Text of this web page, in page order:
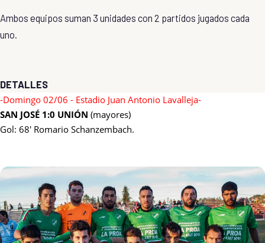
Ambos equipos suman 3 unidades con 2 partidos jugados cada
uno.
DETALLES
-Domingo 02/06 - Estadio Juan Antonio Lavalleja-
SAN JOSÉ 1:0 UNIÓN (mayores)
Gol: 68' Romario Schanzembach.